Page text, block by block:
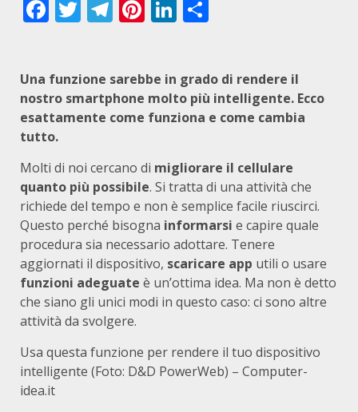
Facebook
Twitter
Telegram
Pinterest
LinkedIn
Una funzione sarebbe in grado di rendere il
nostro smartphone molto più intelligente. Ecco
esattamente come funziona e come cambia
tutto.
Molti di noi cercano di migliorare il cellulare
quanto più possibile. Si tratta di una attività che
richiede del tempo e non è semplice facile riuscirci.
Questo perché bisogna informarsi e capire quale
procedura sia necessario adottare. Tenere
aggiornati il dispositivo, scaricare app utili o usare
funzioni adeguate è un’ottima idea. Ma non è detto
che siano gli unici modi in questo caso: ci sono altre
attività da svolgere.
Usa questa funzione per rendere il tuo dispositivo
intelligente (Foto: D&D PowerWeb) – Computer-
idea.it